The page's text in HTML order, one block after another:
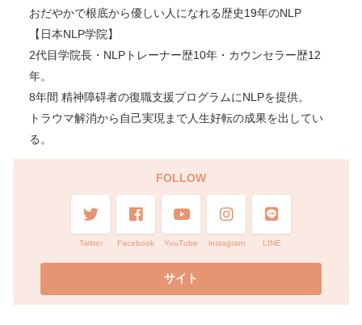
おだやかで根底から優しい人になれる歴史19年のNLP
【日本NLP学院】
2代目学院長・NLPトレーナー歴10年・カウンセラー歴12
年。
8年間 精神障碍者の復職支援プログラムにNLPを提供。
トラウマ解消から自己実現まで人生好転の成果を出してい
る。
FOLLOW
Twitter Facebook YouTube instagram LINE